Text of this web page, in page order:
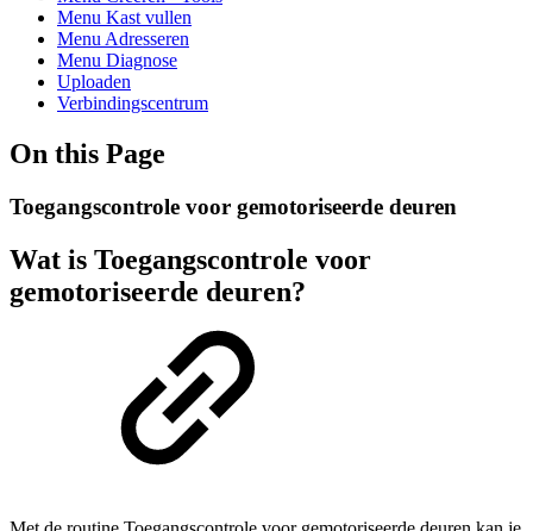
Menu Kast vullen
Menu Adresseren
Menu Diagnose
Uploaden
Verbindingscentrum
On this Page
Toegangscontrole voor gemotoriseerde deuren
Wat is Toegangscontrole voor
gemotoriseerde deuren?